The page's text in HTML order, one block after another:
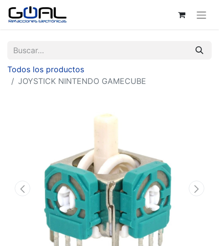
Todos los productos
JOYSTICK NINTENDO GAMECUBE